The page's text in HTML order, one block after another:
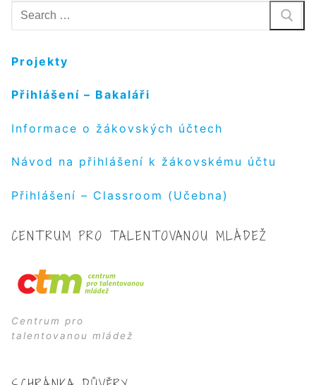
Hledat:
Projekty
Přihlášení – Bakaláři
Informace o žákovských účtech
Návod na přihlášení k žákovskému účtu
Přihlášení – Classroom (Učebna)
CENTRUM PRO TALENTOVANOU MLÁDEŽ
Centrum pro
talentovanou mládež